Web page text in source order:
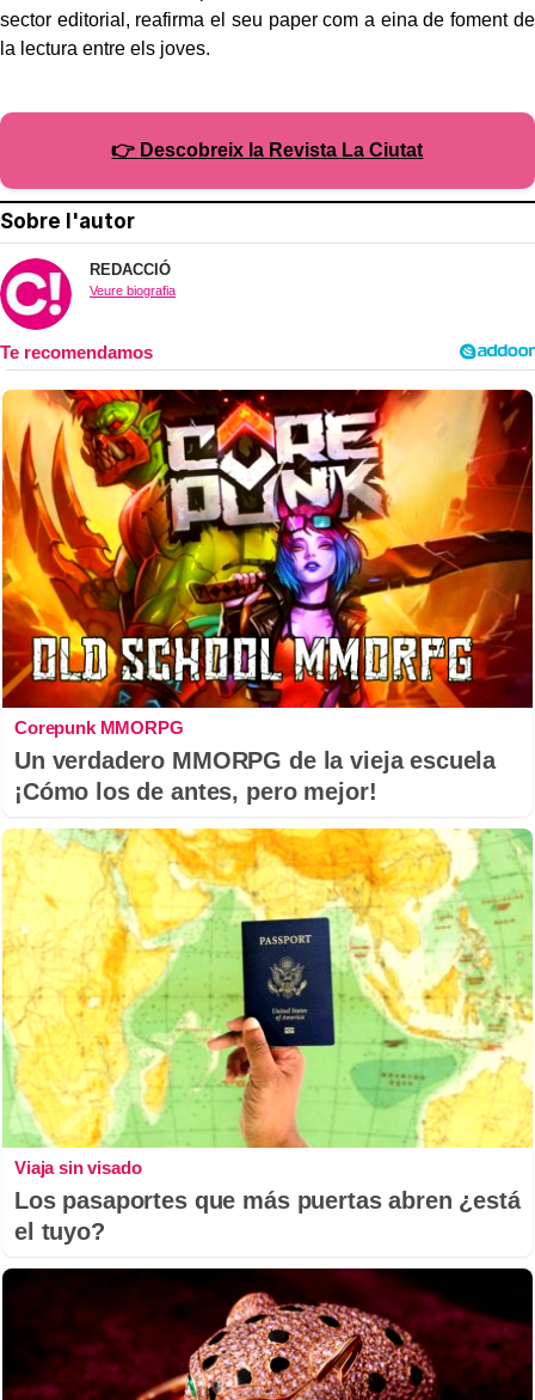
sector editorial, reafirma el seu paper com a eina de foment de
la lectura entre els joves.
👉 Descobreix la Revista La Ciutat
Sobre l'autor
REDACCIÓ
Veure biografia
Corepunk MMORPG
Un verdadero MMORPG de la vieja escuela
¡Cómo los de antes, pero mejor!
Viaja sin visado
Los pasaportes que más puertas abren ¿está
el tuyo?